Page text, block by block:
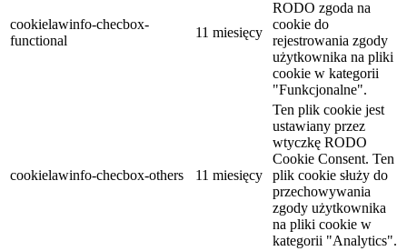
cookielawinfo-checbox-
functional
11 miesięcy
RODO zgoda na
cookie do
rejestrowania zgody
użytkownika na pliki
cookie w kategorii
"Funkcjonalne".
cookielawinfo-checbox-others 11 miesięcy
Ten plik cookie jest
ustawiany przez
wtyczkę RODO
Cookie Consent. Ten
plik cookie służy do
przechowywania
zgody użytkownika
na pliki cookie w
kategorii "Analytics".